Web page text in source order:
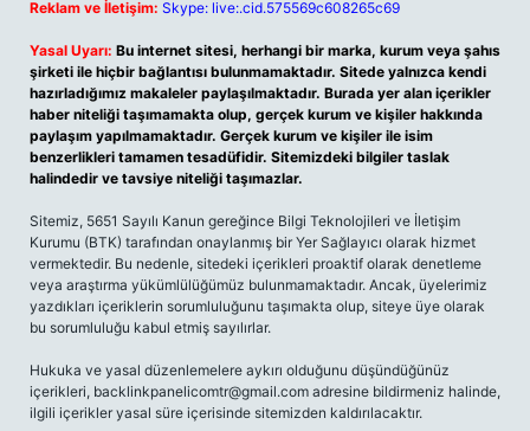
Reklam ve İletişim: Skype: live:.cid.575569c608265c69
Yasal Uyarı: Bu internet sitesi, herhangi bir marka, kurum veya şahıs
şirketi ile hiçbir bağlantısı bulunmamaktadır. Sitede yalnızca kendi
hazırladığımız makaleler paylaşılmaktadır. Burada yer alan içerikler
haber niteliği taşımamakta olup, gerçek kurum ve kişiler hakkında
paylaşım yapılmamaktadır. Gerçek kurum ve kişiler ile isim
benzerlikleri tamamen tesadüfidir. Sitemizdeki bilgiler taslak
halindedir ve tavsiye niteliği taşımazlar.
Sitemiz, 5651 Sayılı Kanun gereğince Bilgi Teknolojileri ve İletişim
Kurumu (BTK) tarafından onaylanmış bir Yer Sağlayıcı olarak hizmet
vermektedir. Bu nedenle, sitedeki içerikleri proaktif olarak denetleme
veya araştırma yükümlülüğümüz bulunmamaktadır. Ancak, üyelerimiz
yazdıkları içeriklerin sorumluluğunu taşımakta olup, siteye üye olarak
bu sorumluluğu kabul etmiş sayılırlar.
Hukuka ve yasal düzenlemelere aykırı olduğunu düşündüğünüz
içerikleri, backlinkpanelicomtr@gmail.com adresine bildirmeniz halinde,
ilgili içerikler yasal süre içerisinde sitemizden kaldırılacaktır.